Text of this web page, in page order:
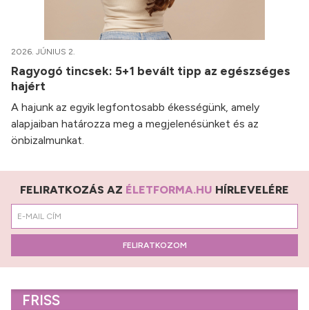
2026. JÚNIUS 2.
Ragyogó tincsek: 5+1 bevált tipp az egészséges
hajért
A hajunk az egyik legfontosabb ékességünk, amely
alapjaiban határozza meg a megjelenésünket és az
önbizalmunkat.
FELIRATKOZÁS AZ ÉLETFORMA.HU HÍRLEVELÉRE
FELIRATKOZOM
FRISS